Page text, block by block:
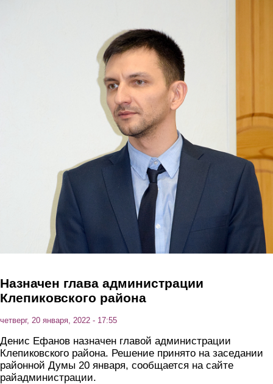
Назначен глава администрации
Клепиковского района
четверг, 20 января, 2022 - 17:55
Денис Ефанов назначен главой администрации
Клепиковского района. Решение принято на заседании
районной Думы 20 января, сообщается на сайте
райадминистрации.